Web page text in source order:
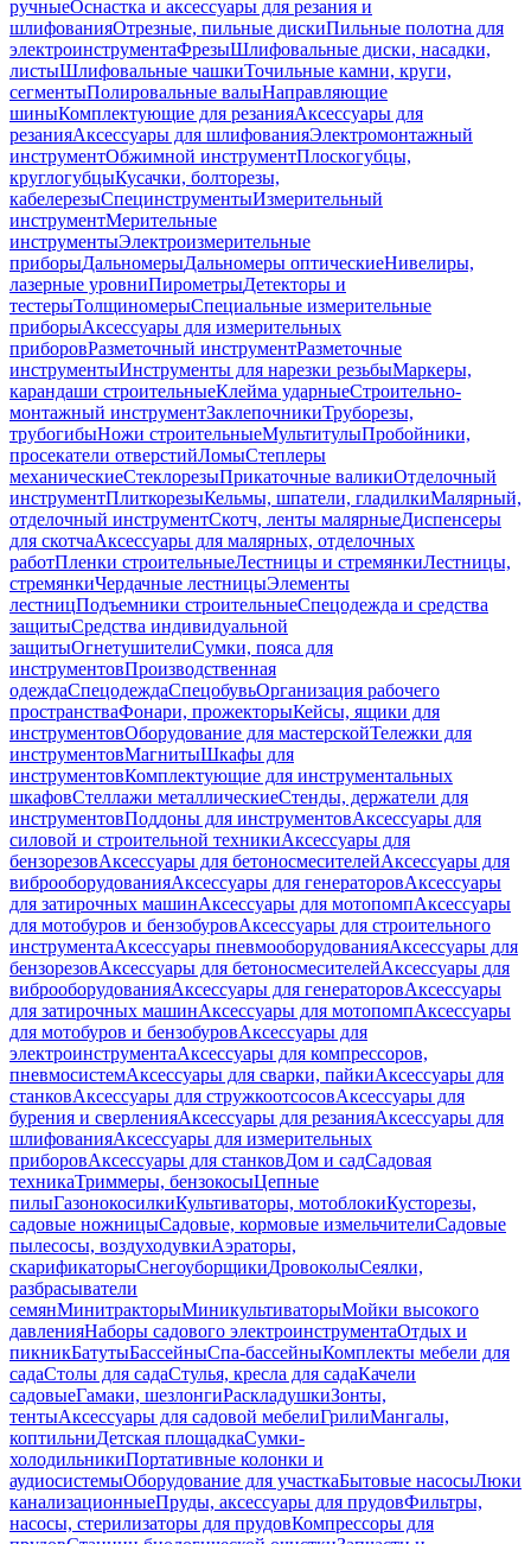
ручныеОснастка и аксессуары для резания и
шлифованияОтрезные, пильные дискиПильные полотна для
электроинструментаФрезыШлифовальные диски, насадки,
листыШлифовальные чашкиТочильные камни, круги,
сегментыПолировальные валыНаправляющие
шиныКомплектующие для резанияАксессуары для
резанияАксессуары для шлифованияЭлектромонтажный
инструментОбжимной инструментПлоскогубцы,
круглогубцыКусачки, болторезы,
кабелерезыСпецинструментыИзмерительный
инструментМерительные
инструментыЭлектроизмерительные
приборыДальномерыДальномеры оптическиеНивелиры,
лазерные уровниПирометрыДетекторы и
тестерыТолщиномерыСпециальные измерительные
приборыАксессуары для измерительных
приборовРазметочный инструментРазметочные
инструментыИнструменты для нарезки резьбыМаркеры,
карандаши строительныеКлейма ударныеСтроительно-
монтажный инструментЗаклепочникиТруборезы,
трубогибыНожи строительныеМультитулыПробойники,
просекатели отверстийЛомыСтеплеры
механическиеСтеклорезыПрикаточные валикиОтделочный
инструментПлиткорезыКельмы, шпатели, гладилкиМалярный,
отделочный инструментСкотч, ленты малярныеДиспенсеры
для скотчаАксессуары для малярных, отделочных
работПленки строительныеЛестницы и стремянкиЛестницы,
стремянкиЧердачные лестницыЭлементы
лестницПодъемники строительныеСпецодежда и средства
защитыСредства индивидуальной
защитыОгнетушителиСумки, пояса для
инструментовПроизводственная
одеждаСпецодеждаСпецобувьОрганизация рабочего
пространстваФонари, прожекторыКейсы, ящики для
инструментовОборудование для мастерскойТележки для
инструментовМагнитыШкафы для
инструментовКомплектующие для инструментальных
шкафовСтеллажи металлическиеСтенды, держатели для
инструментовПоддоны для инструментовАксессуары для
силовой и строительной техникиАксессуары для
бензорезовАксессуары для бетоносмесителейАксессуары для
виброоборудованияАксессуары для генераторовАксессуары
для затирочных машинАксессуары для мотопомпАксессуары
для мотобуров и бензобуровАксессуары для строительного
инструментаАксессуары пневмооборудованияАксессуары для
бензорезовАксессуары для бетоносмесителейАксессуары для
виброоборудованияАксессуары для генераторовАксессуары
для затирочных машинАксессуары для мотопомпАксессуары
для мотобуров и бензобуровАксессуары для
электроинструментаАксессуары для компрессоров,
пневмосистемАксессуары для сварки, пайкиАксессуары для
станковАксессуары для стружкоотсосовАксессуары для
бурения и сверленияАксессуары для резанияАксессуары для
шлифованияАксессуары для измерительных
приборовАксессуары для станковДом и садСадовая
техникаТриммеры, бензокосыЦепные
пилыГазонокосилкиКультиваторы, мотоблокиКусторезы,
садовые ножницыСадовые, кормовые измельчителиСадовые
пылесосы, воздуходувкиАэраторы,
скарификаторыСнегоуборщикиДровоколыСеялки,
разбрасыватели
семянМинитракторыМиникультиваторыМойки высокого
давленияНаборы садового электроинструментаОтдых и
пикникБатутыБассейныСпа-бассейныКомплекты мебели для
садаСтолы для садаСтулья, кресла для садаКачели
садовыеГамаки, шезлонгиРаскладушкиЗонты,
тентыАксессуары для садовой мебелиГрилиМангалы,
коптильниДетская площадкаСумки-
холодильникиПортативные колонки и
аудиосистемыОборудование для участкаБытовые насосыЛюки
канализационныеПруды, аксессуары для прудовФильтры,
насосы, стерилизаторы для прудовКомпрессоры для